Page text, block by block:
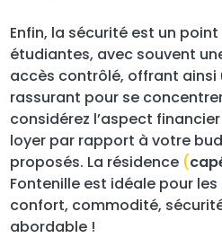
Enfin, la sécurité est un
étudiantes, avec souvent
accès contrôlé, offrant ainsi
rassurant pour se
considérez l’aspect
loyer par rapport à votre
proposés. La résidence (
Fontenille est idéale pour
confort, commodité,
abordable !